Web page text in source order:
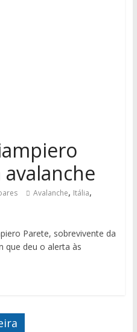
Avalanche, Itália,
Parete, sobrevivente da
que deu o alerta às